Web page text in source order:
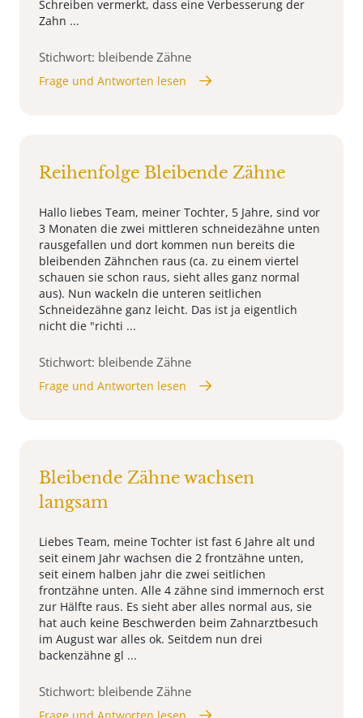
Schreiben vermerkt, dass eine Verbesserung der
Zahn ...
Stichwort: bleibende Zähne
Frage und Antworten lesen
Reihenfolge Bleibende Zähne
Hallo liebes Team, meiner Tochter, 5 Jahre, sind vor
3 Monaten die zwei mittleren schneidezähne unten
rausgefallen und dort kommen nun bereits die
bleibenden Zähnchen raus (ca. zu einem viertel
schauen sie schon raus, sieht alles ganz normal
aus). Nun wackeln die unteren seitlichen
Schneidezähne ganz leicht. Das ist ja eigentlich
nicht die "richti ...
Stichwort: bleibende Zähne
Frage und Antworten lesen
Bleibende Zähne wachsen
langsam
Liebes Team, meine Tochter ist fast 6 Jahre alt und
seit einem Jahr wachsen die 2 frontzähne unten,
seit einem halben jahr die zwei seitlichen
frontzähne unten. Alle 4 zähne sind immernoch erst
zur Hälfte raus. Es sieht aber alles normal aus, sie
hat auch keine Beschwerden beim Zahnarztbesuch
im August war alles ok. Seitdem nun drei
backenzähne gl ...
Stichwort: bleibende Zähne